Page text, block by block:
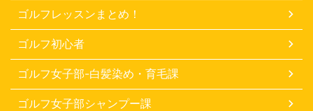
ゴルフレッスンまとめ！
ゴルフ初心者
ゴルフ女子部-白髪染め・育毛課
ゴルフ女子部シャンプー課